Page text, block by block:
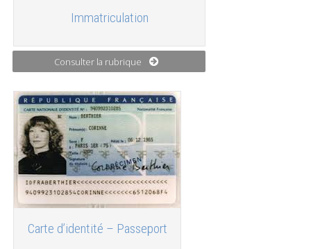
Immatriculation
Consulter la rubrique
Carte d’identité – Passeport